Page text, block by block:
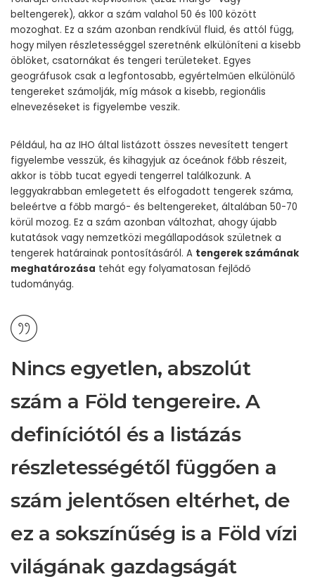
beltengerek), akkor a szám valahol 50 és 100 között
mozoghat. Ez a szám azonban rendkívül fluid, és attól függ,
hogy milyen részletességgel szeretnénk elkülöníteni a kisebb
öblöket, csatornákat és tengeri területeket. Egyes
geográfusok csak a legfontosabb, egyértelműen elkülönülő
tengereket számolják, míg mások a kisebb, regionális
elnevezéseket is figyelembe veszik.
Például, ha az IHO által listázott összes nevesített tengert
figyelembe vesszük, és kihagyjuk az óceánok főbb részeit,
akkor is több tucat egyedi tengerrel találkozunk. A
leggyakrabban emlegetett és elfogadott tengerek száma,
beleértve a főbb margó- és beltengereket, általában 50-70
körül mozog. Ez a szám azonban változhat, ahogy újabb
kutatások vagy nemzetközi megállapodások születnek a
tengerek határainak pontosításáról. A tengerek számának
meghatározása tehát egy folyamatosan fejlődő
tudományág.
Nincs egyetlen, abszolút
szám a Föld tengereire. A
definíciótól és a listázás
részletességétől függően a
szám jelentősen eltérhet, de
ez a sokszínűség is a Föld vízi
világának gazdagságát